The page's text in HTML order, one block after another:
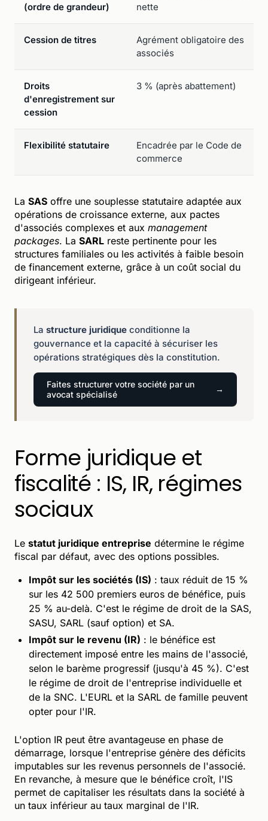
(ordre de grandeur)
nette
Cession de titres
Agrément obligatoire des
associés
Droits
d'enregistrement sur
cession
3 % (après abattement)
Flexibilité statutaire
Encadrée par le Code de
commerce
La SAS offre une souplesse statutaire adaptée aux
opérations de croissance externe, aux pactes
d'associés complexes et aux management
packages. La SARL reste pertinente pour les
structures familiales ou les activités à faible besoin
de financement externe, grâce à un coût social du
dirigeant inférieur.
La structure juridique conditionne la
gouvernance et la capacité à sécuriser les
opérations stratégiques dès la constitution.
Faites structurer votre société par un
avocat spécialisé
Forme juridique et
fiscalité : IS, IR, régimes
sociaux
Le statut juridique entreprise détermine le régime
fiscal par défaut, avec des options possibles.
Impôt sur les sociétés (IS) : taux réduit de 15 %
sur les 42 500 premiers euros de bénéfice, puis
25 % au-delà. C'est le régime de droit de la SAS,
SASU, SARL (sauf option) et SA.
Impôt sur le revenu (IR) : le bénéfice est
directement imposé entre les mains de l'associé,
selon le barème progressif (jusqu'à 45 %). C'est
le régime de droit de l'entreprise individuelle et
de la SNC. L'EURL et la SARL de famille peuvent
opter pour l'IR.
L'option IR peut être avantageuse en phase de
démarrage, lorsque l'entreprise génère des déficits
imputables sur les revenus personnels de l'associé.
En revanche, à mesure que le bénéfice croît, l'IS
permet de capitaliser les résultats dans la société à
un taux inférieur au taux marginal de l'IR.